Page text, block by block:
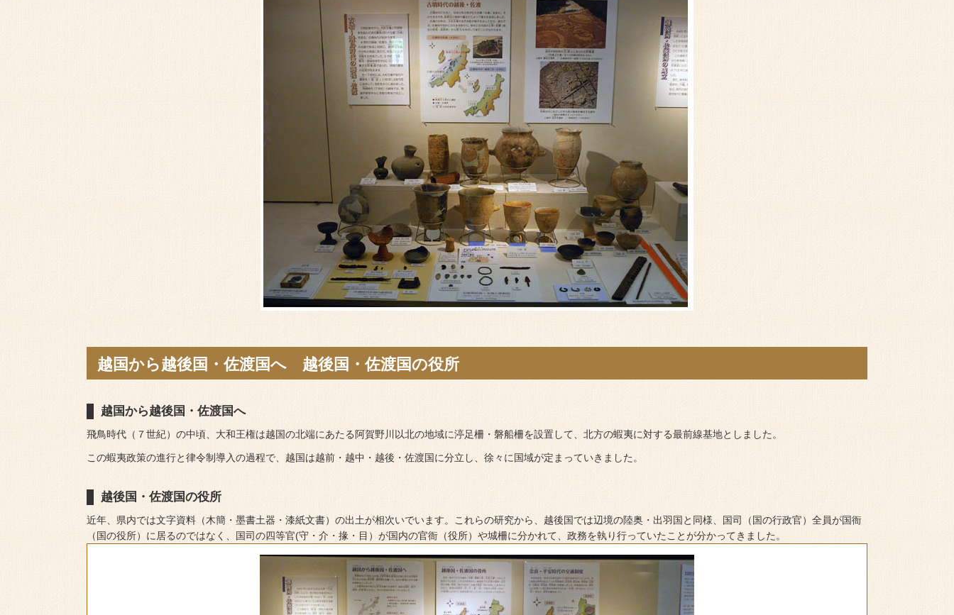
越国から越後国・佐渡国へ 越後国・佐渡国の役所
越国から越後国・佐渡国へ
飛鳥時代（７世紀）の中頃、大和王権は越国の北端にあたる阿賀野川以北の地域に渟足柵・磐船柵を設置して、北方の蝦夷に対する最前線基地としました。
この蝦夷政策の進行と律令制導入の過程で、越国は越前・越中・越後・佐渡国に分立し、徐々に国域が定まっていきました。
越後国・佐渡国の役所
近年、県内では文字資料（木簡・墨書土器・漆紙文書）の出土が相次いでいます。これらの研究から、越後国では辺境の陸奥・出羽国と同様、国司（国の行政官）全員が国衙
（国の役所）に居るのではなく、国司の四等官(守・介・掾・目）が国内の官衙（役所）や城柵に分かれて、政務を執り行っていたことが分かってきました。